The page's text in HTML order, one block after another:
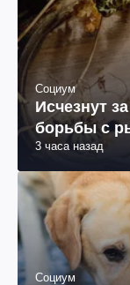
Социум
Исчезнут
борьбы с
3 часа назад
Социум